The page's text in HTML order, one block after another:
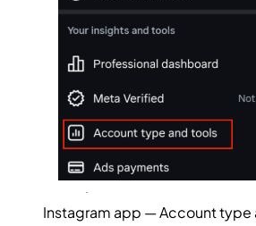
Instagram app — Account type